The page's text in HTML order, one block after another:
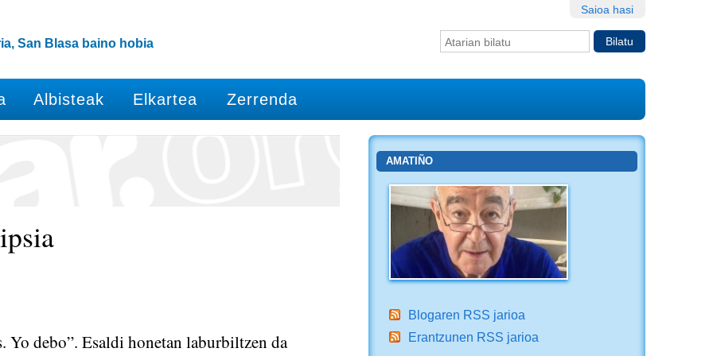
Saioa hasi
Bilatu atarian
San Blasa baino hobia
Albisteak Elkartea Zerrenda
Yo debo”. Esaldi honetan laburbiltzen da
AMATIÑO
Blogaren RSS jarioa
Erantzunen RSS jarioa